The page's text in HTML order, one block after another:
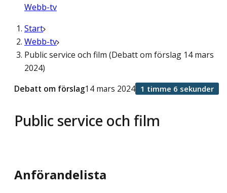
Webb-tv
Start
Webb-tv
Public service och film (Debatt om förslag 14 mars
2024)
Public service och film
Debatt om förslag14 mars 2024 1 timme 6 sekunder
Anförandelista